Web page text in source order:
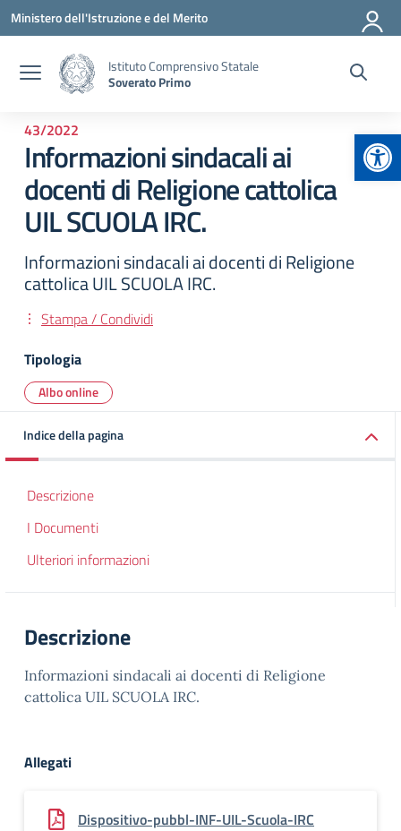
Vai ai contenuti
Vai al menu di navigazione
Vai al footer
Ministero dell'Istruzione e del Merito
Istituto Comprensivo Statale
Soverato Primo
43/2022
Informazioni sindacali ai
docenti di Religione cattolica
UIL SCUOLA IRC.
Informazioni sindacali ai docenti di Religione
cattolica UIL SCUOLA IRC.
Stampa / Condividi
Tipologia
Albo online
Indice della pagina
Descrizione
I Documenti
Ulteriori informazioni
Descrizione
Informazioni sindacali ai docenti di Religione
cattolica UIL SCUOLA IRC.
Allegati
Dispositivo-pubbl-INF-UIL-Scuola-IRC